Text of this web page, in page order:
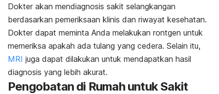
Dokter akan mendiagnosis sakit selangkangan
berdasarkan pemeriksaan klinis dan riwayat kesehatan.
Dokter dapat meminta Anda melakukan rontgen untuk
memeriksa apakah ada tulang yang cedera. Selain itu,
MRI juga dapat dilakukan untuk mendapatkan hasil
diagnosis yang lebih akurat.
Pengobatan di Rumah untuk Sakit